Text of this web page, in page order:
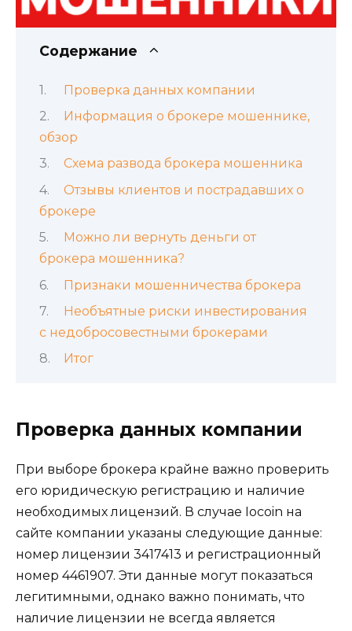
Содержание
Проверка данных компании
Информация о брокере мошеннике,
обзор
Схема развода брокера мошенника
Отзывы клиентов и пострадавших о
брокере
Можно ли вернуть деньги от
брокера мошенника?
Признаки мошенничества брокера
Необъятные риски инвестирования
с недобросовестными брокерами
Итог
Проверка данных компании
При выборе брокера крайне важно проверить
его юридическую регистрацию и наличие
необходимых лицензий. В случае Iocoin на
сайте компании указаны следующие данные:
номер лицензии 3417413 и регистрационный
номер 4461907. Эти данные могут показаться
легитимными, однако важно понимать, что
наличие лицензии не всегда является